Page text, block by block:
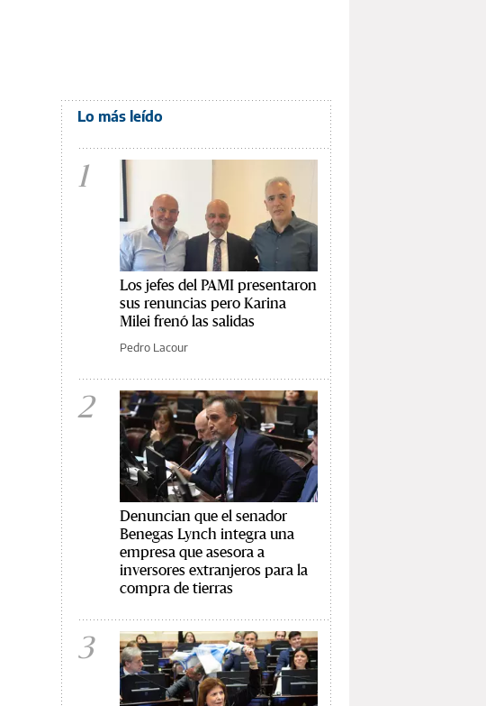
Lo más leído
1
Los jefes del PAMI presentaron
sus renuncias pero Karina
Milei frenó las salidas
Pedro Lacour
2
Denuncian que el senador
Benegas Lynch integra una
empresa que asesora a
inversores extranjeros para la
compra de tierras
3